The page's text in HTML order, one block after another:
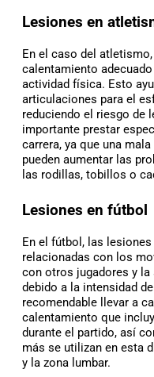
Lesiones en
En el caso del
calentamiento
actividad física. Esto
articulaciones para el
reduciendo el riesgo de
importante prestar
carrera, ya que una
pueden aumentar las
las rodillas, tobillos o
Lesiones en fútbol
En el fútbol, las
relacionadas con los
con otros jugadores y
debido a la intensidad
recomendable llevar a
calentamiento que
durante el partido, así
más se utilizan en esta
y la zona lumbar.